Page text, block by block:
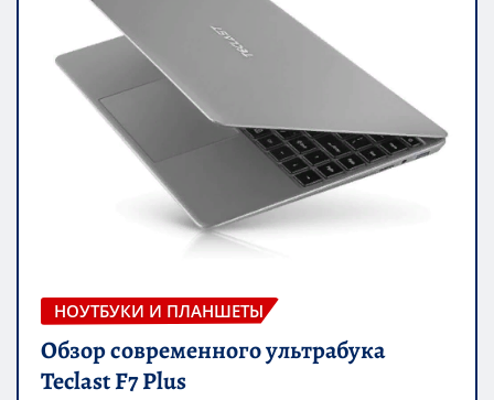
НОУТБУКИ И ПЛАНШЕТЫ
Обзор современного ультрабука
Teclast F7 Plus